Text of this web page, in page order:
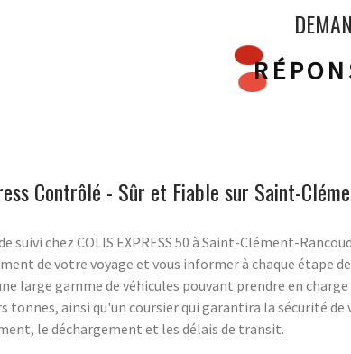
Contrôlé - Sûr et Fiable sur Saint-
suivi chez COLIS EXPRESS 50 à Saint-Clément-
de votre voyage et vous informer à chaque étape
large gamme de véhicules pouvant prendre en charge
tonnes, ainsi qu'un coursier qui garantira la sécurité
le déchargement et les délais de transit.